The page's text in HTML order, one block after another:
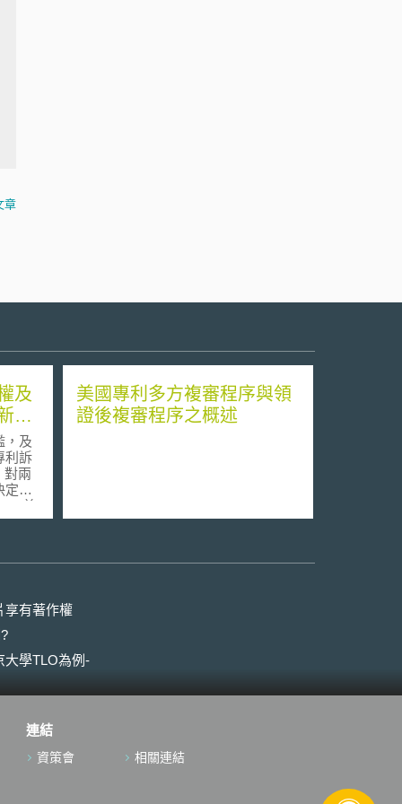
章
及
判
及
利訴
對兩
定也
首
法
權
高法
構
的商
。此
利體
高
，對
清
美國專利多方複審程序與領
證後複審程序之概述
享有著作權
大學TLO為例-
連結
資策會 相關連結